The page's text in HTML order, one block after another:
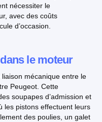
nécessiter le
avec des coûts
d’occasion.
le moteur
mécanique entre le
Peugeot. Cette
soupapes d’admission et
les pistons effectuent leurs
des poulies, un galet